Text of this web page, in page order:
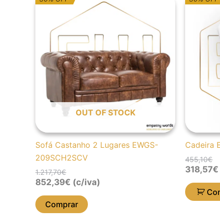
OUT OF STOCK
Sofá Castanho 2 Lugares EWGS-
209SCH2SCV
1.217,70€
preço
original
era:
preço
atual
é:
852,39€ (c/iva)
Comprar
Cadeira
455,10€
é:
318,57€